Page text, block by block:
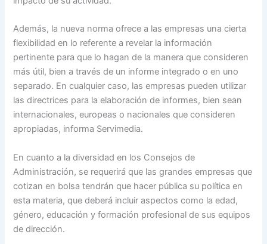
Además, la nueva norma ofrece a las empresas una cierta
flexibilidad en lo referente a revelar la información
pertinente para que lo hagan de la manera que consideren
más útil, bien a través de un informe integrado o en uno
separado. En cualquier caso, las empresas pueden utilizar
las directrices para la elaboración de informes, bien sean
internacionales, europeas o nacionales que consideren
apropiadas, informa Servimedia.
En cuanto a la diversidad en los Consejos de
Administración, se requerirá que las grandes empresas que
cotizan en bolsa tendrán que hacer pública su política en
esta materia, que deberá incluir aspectos como la edad,
género, educación y formación profesional de sus equipos
de dirección.